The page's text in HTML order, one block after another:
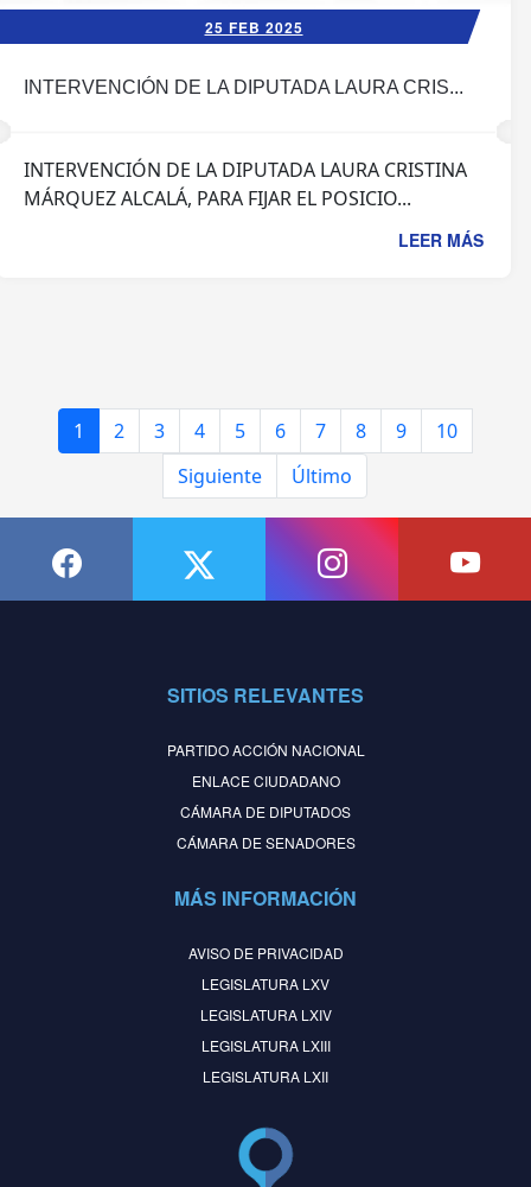
25 FEB 2025
INTERVENCIÓN DE LA DIPUTADA LAURA CRIS...
INTERVENCIÓN DE LA DIPUTADA LAURA CRISTINA
MÁRQUEZ ALCALÁ, PARA FIJAR EL POSICIO...
LEER MÁS
1 2 3 4 5 6 7 8 9
10
Siguiente
Último
SITIOS RELEVANTES
PARTIDO ACCIÓN NACIONAL
ENLACE CIUDADANO
CÁMARA DE DIPUTADOS
CÁMARA DE SENADORES
MÁS INFORMACIÓN
AVISO DE PRIVACIDAD
LEGISLATURA LXV
LEGISLATURA LXIV
LEGISLATURA LXIII
LEGISLATURA LXII